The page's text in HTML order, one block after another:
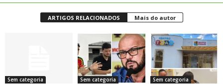
ARTIGOS RELACIONADOS Mais do autor
Sem categoria Sem categoria Sem categoria